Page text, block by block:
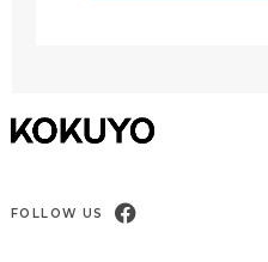
FOLLOW US